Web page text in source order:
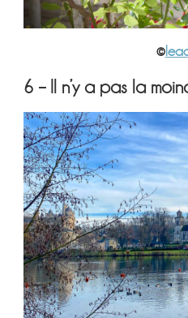
©
6 – Il n’y a pas la